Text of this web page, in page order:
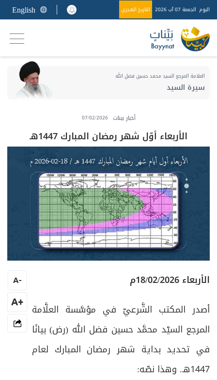
اليوم الجمعة 07 آب 2026 التاريخ الهجري English
العلامة المرجع السيد محمد حسين فضل الله
سيرة السيد
أخبار بينات 07/02/2026
الأربعاء أوّل شهر رمضان المبارك 1447هـ
الأربعاء 18/02/2026م
أصدر المكتب الشَّرعيّ في مؤسَّسة العلَّامة
المرجع السيّد محمَّد حسين فضل الله (رض) بيانًا
في تحديد بداية شهر رمضان المبارك لعام
1447هـ. وهذا نصّه:
-
A
+A